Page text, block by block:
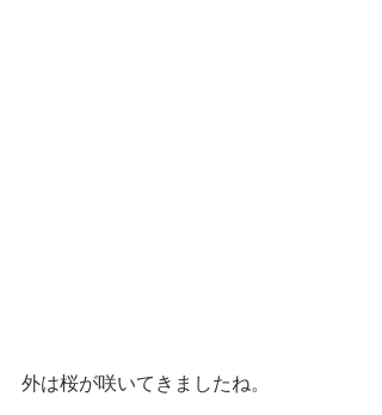
外は桜が咲いてきましたね。